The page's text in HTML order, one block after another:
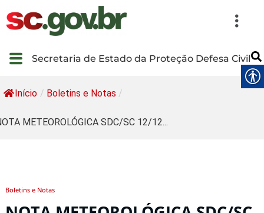
Secretaria de Estado da Proteção Defesa Civil
Início / Boletins e Notas /
METEOROLÓGICA SDC/SC 12/12...
Boletins e Notas